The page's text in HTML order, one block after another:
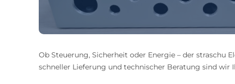
Ob Steuerung, Sicherheit oder Energie – der
schneller Lieferung und technischer Beratung sind wir